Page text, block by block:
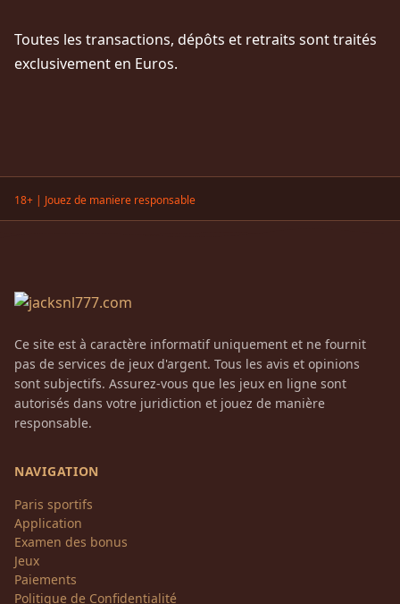
Toutes les transactions, dépôts et retraits sont traités
exclusivement en Euros.
18+ | Jouez de maniere responsable
Ce site est à caractère informatif uniquement et ne fournit
pas de services de jeux d'argent. Tous les avis et opinions
sont subjectifs. Assurez-vous que les jeux en ligne sont
autorisés dans votre juridiction et jouez de manière
responsable.
NAVIGATION
Paris sportifs
Application
Examen des bonus
Jeux
Paiements
Politique de Confidentialité